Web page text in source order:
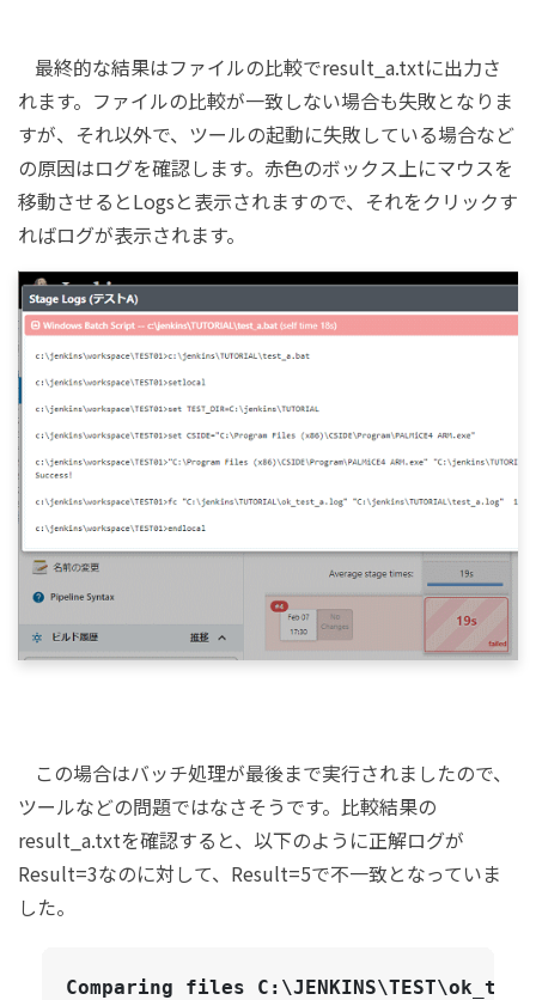
最終的な結果はファイルの比較でresult_a.txtに出力さ
れます。ファイルの比較が一致しない場合も失敗となりま
すが、それ以外で、ツールの起動に失敗している場合など
の原因はログを確認します。赤色のボックス上にマウスを
移動させるとLogsと表示されますので、それをクリックす
ればログが表示されます。
この場合はバッチ処理が最後まで実行されましたので、
ツールなどの問題ではなさそうです。比較結果の
result_a.txtを確認すると、以下のように正解ログが
Result=3なのに対して、Result=5で不一致となっていま
した。
Comparing files